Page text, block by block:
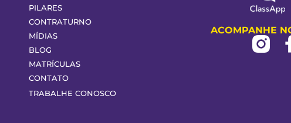
PILARES
CONTRATURNO
MÍDIAS
BLOG
MATRÍCULAS
CONTATO
TRABALHE CONOSCO
ACOMPANHE